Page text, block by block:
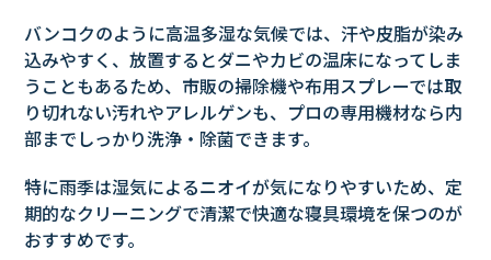
バンコクのように高温多湿な気候では、汗や皮脂が染み
込みやすく、放置するとダニやカビの温床になってしま
うこともあるため、市販の掃除機や布用スプレーでは取
り切れない汚れやアレルゲンも、プロの専用機材なら内
部までしっかり洗浄・除菌できます。
特に雨季は湿気によるニオイが気になりやすいため、定
期的なクリーニングで清潔で快適な寝具環境を保つのが
おすすめです。